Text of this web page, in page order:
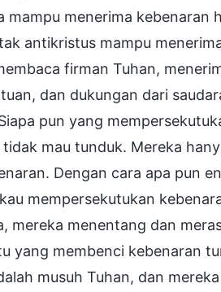
mampu menerima
antikristus mampu
firman Tuhan,
dan dukungan dari
pun yang
mau tunduk. Mereka
Dengan cara apa pun
mempersekutukan
mereka menentang dan
yang membenci kebenaran
musuh Tuhan, dan